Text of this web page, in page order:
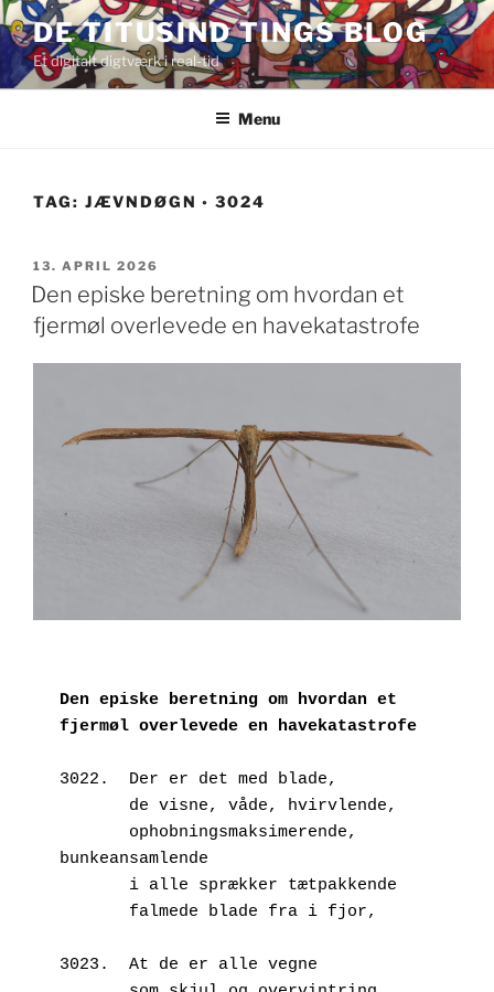
Videre
til
indhold
DE TITUSIND TINGS BLOG
Et digitalt digtværk i real-tid
Menu
TAG: JÆVNDØGN ◦ 3024
UDGIVET
DEN
13. APRIL 2026
Den episke beretning om hvordan et
fjermøl overlevede en havekatastrofe
Den episke beretning om hvordan et
fjermøl overlevede en havekatastrofe
3022.  Der er det med blade,
       de visne, våde, hvirvlende,
bunkeansamlende
       i alle sprækker tætpakkende
       falmede blade fra i fjor,
3023.  At de er alle vegne